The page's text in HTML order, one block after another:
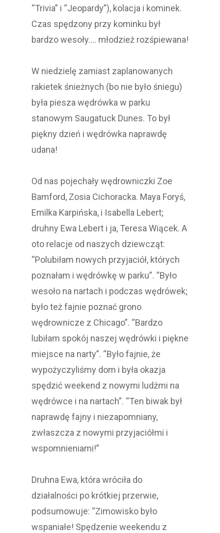
“Trivia” i “Jeopardy”), kolacja i kominek.
Czas spędzony przy kominku był
bardzo wesoły…. młodzież rozśpiewana!
W niedzielę zamiast zaplanowanych
rakietek śnieżnych (bo nie było śniegu)
była piesza wędrówka w parku
stanowym Saugatuck Dunes. To był
piękny dzień i wędrówka naprawdę
udana!
Od nas pojechały wędrowniczki Zoe
Bamford, Zosia Cichoracka. Maya Foryś,
Emilka Karpińska, i Isabella Lebert;
druhny Ewa Lebert i ja, Teresa Wiącek. A
oto relacje od naszych dziewcząt:
“Polubiłam nowych przyjaciół, których
poznałam i wędrówkę w parku”. “Było
wesoło na nartach i podczas wędrówek;
było też fajnie poznać grono
wędrownicze z Chicago”. “Bardzo
lubiłam spokój naszej wędrówki i piękne
miejsce na narty”. “Było fajnie, że
wypożyczyliśmy dom i była okazja
spędzić weekend z nowymi ludźmi na
wędrówce i na nartach”. “Ten biwak był
naprawdę fajny i niezapomniany,
zwłaszcza z nowymi przyjaciółmi i
wspomnieniami!”
Druhna Ewa, która wróciła do
działalności po krótkiej przerwie,
podsumowuje: “Zimowisko było
wspaniałe! Spędzenie weekendu z